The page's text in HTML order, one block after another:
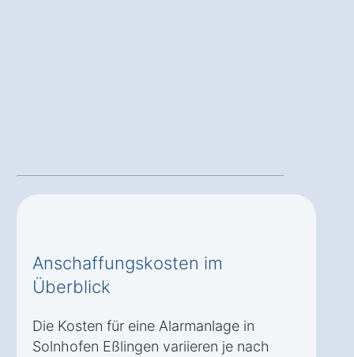
Anschaffungskosten im
Überblick
Die Kosten für eine Alarmanlage in
Solnhofen Eßlingen variieren je nach